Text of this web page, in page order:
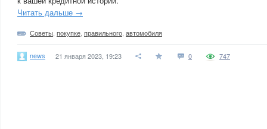
Читать дальше →
Советы покупке правильного автомобиля
news 21 января 2023, 19:23 0 747